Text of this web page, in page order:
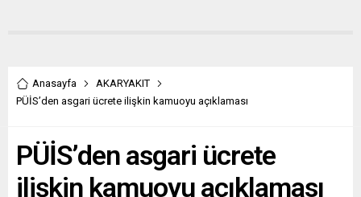
Anasayfa
AKARYAKIT
PÜİS’den asgari ücrete ilişkin kamuoyu açıklaması
PÜİS’den asgari ücrete
ilişkin kamuoyu açıklaması